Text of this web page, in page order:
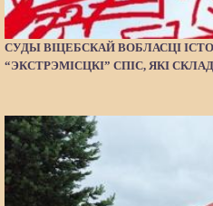
СУДЫ ВІЦЕБСКАЙ ВОБЛАСЦІ
“ЭКСТРЭМІСЦКІ” СПІС, ЯКІ